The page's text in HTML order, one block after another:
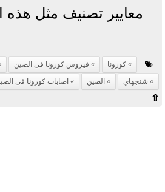
معايير تصنيف مثل هذه
كورونا فيروس كورونا فى الصين
شنجهاي
الصين اصابات كورونا فى
⇧